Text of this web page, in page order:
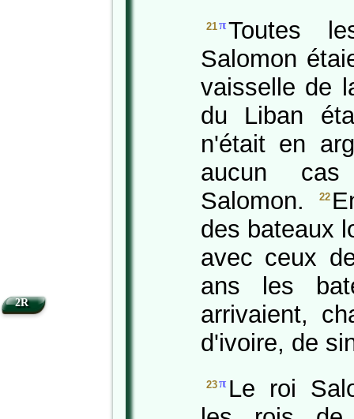
21πToutes
Salomon
vaisselle de
du Liban
n'était en
aucun
Salomon.
22
des bateaux
avec ceux
ans les
arrivaient,
d'ivoire, de
23π Le roi
2R